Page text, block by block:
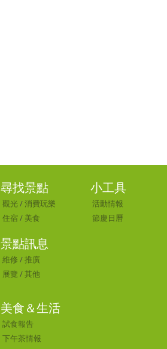
尋找景點
觀光 /消費玩樂
住宿 / 美食
景點訊息
維修 /推廣
展覽 /其他
小工具
活動情報
節慶日曆
美食＆生活
試食報告
下午茶情報